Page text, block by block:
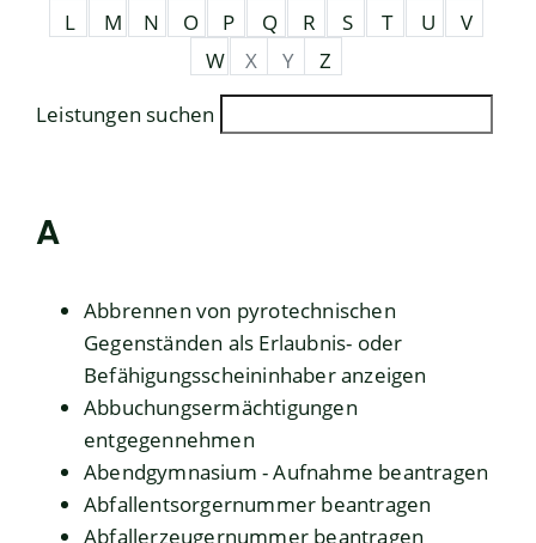
L
M N O P Q R S T U
V
W
X Y
Z
Leistungen suchen
A
Abbrennen von pyrotechnischen
Gegenständen als Erlaubnis- oder
Befähigungsscheininhaber anzeigen
Abbuchungsermächtigungen
entgegennehmen
Abendgymnasium - Aufnahme beantragen
Abfallentsorgernummer beantragen
Abfallerzeugernummer beantragen